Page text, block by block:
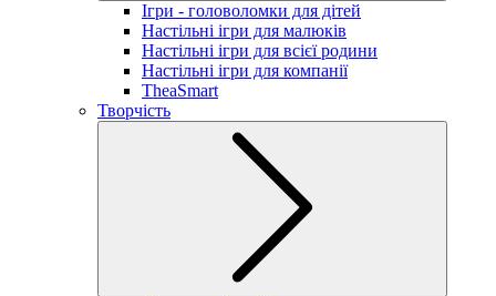
Ігри - головоломки для дітей
Настільні ігри для малюків
Настільні ігри для всієї родини
Настільні ігри для компанії
TheaSmart
Творчість